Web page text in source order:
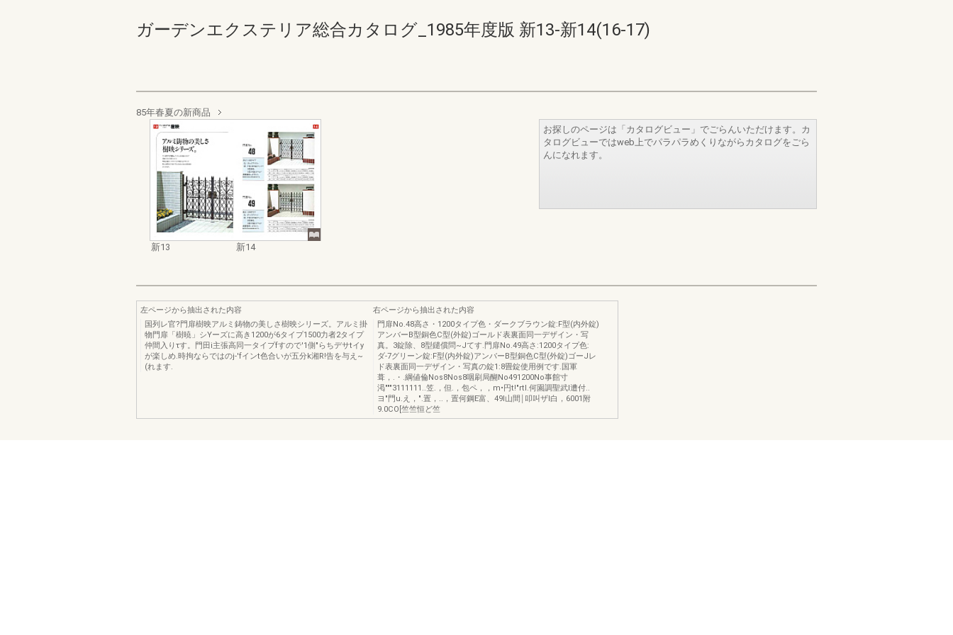
ガーデンエクステリア総合カタログ_1985年度版 新13-新14(16-17)
85年春夏の新商品
新13 新14
お探しのページは「カタログビュー」でごらんいただけます。カ
タログビューではweb上でパラパラめくりながらカタログをごら
んになれます。
左ページから抽出された内容
国列レ官?門扉樹映アルミ鋳物の美しさ樹映シリーズ。アルミ掛
物門扉「樹暁」シYーズに高き1200が6タイプ1500力者2タイプ
仲間入りτす。門田i主張高同一タイプfすので'1側"らちデサtイy
が楽しめ.時拘ならではのj-'fインt色合いが五分k湘R!告を与え~
(れます.
右ページから抽出された内容
門扉No.48高さ・1200タイプ色・ダークブラウン錠:F型(内外錠)
アンバーB型銅色C型(外錠)ゴールド表裏面同一デザイン・写
真。3錠除、8型鑓償問~Jてす.門扉No.49高さ:1200タイプ色:
ダ-7グリーン錠:F型(内外錠)アンバーB型銅色C型(外錠)ゴーJレ
ド表裏面同一デザイン・写真の錠1:8畳錠使用例です.国軍
葺，.・.綱値倫Nos8Nos8咽刷局醐No491200No事館寸
渇"""3111111..笠.，但.，包ペ，，m•円t!"rtI.何園調聖武l遭付..
ヨ"門u.え，".置，..，置何鋼E富、49I山間￨叩叫ザl白，6001附
9.0CO[竺竺恒ど竺